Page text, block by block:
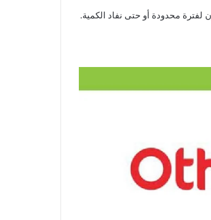
لفترة محدودة أو حتى نفاد الكمية.